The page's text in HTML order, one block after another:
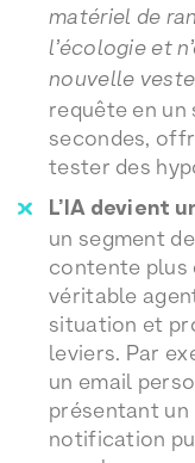
matériel de
l’écologie et
nouvelle
requête en un
secondes,
tester des
L’IA devient
un segment
contente plus
véritable
situation et
leviers. Par
un email
présentant un
notification